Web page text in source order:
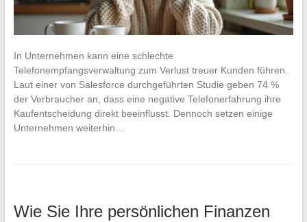
In Unternehmen kann eine schlechte
Telefonempfangsverwaltung zum Verlust treuer Kunden führen.
Laut einer von Salesforce durchgeführten Studie geben 74 %
der Verbraucher an, dass eine negative Telefonerfahrung ihre
Kaufentscheidung direkt beeinflusst. Dennoch setzen einige
Unternehmen weiterhin…
Wie Sie Ihre persönlichen Finanzen